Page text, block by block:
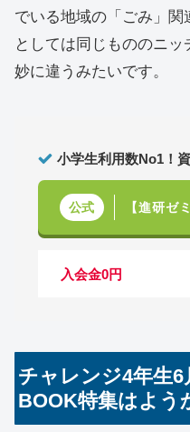
でいる地域の「ごみ」
としては同じもののニ
妙に違うみたいです。
小学生利用数No1！
公式 【進研ゼ
入会金0円
チャレンジ4年生
BOOK特集はよう